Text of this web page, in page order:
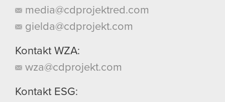
media@cdprojektred.com
gielda@cdprojekt.com
Kontakt WZA:
wza@cdprojekt.com
Kontakt ESG: